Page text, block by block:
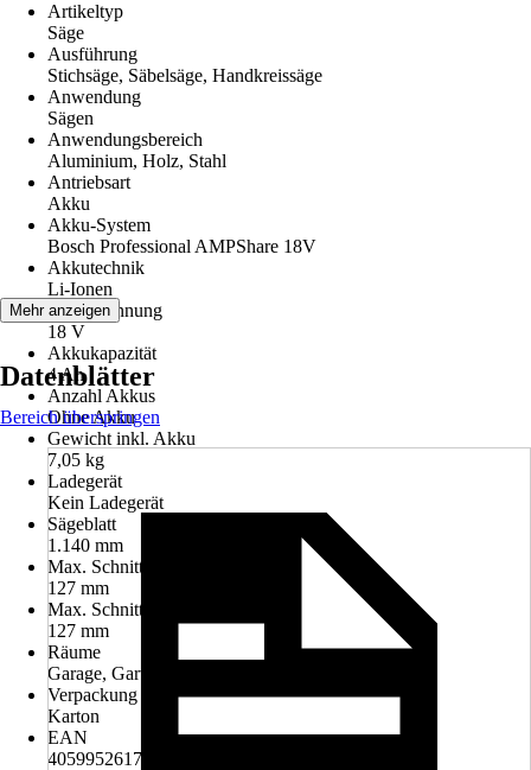
Artikeltyp
Säge
Ausführung
Stichsäge, Säbelsäge, Handkreissäge
Anwendung
Sägen
Anwendungsbereich
Aluminium, Holz, Stahl
Antriebsart
Akku
Akku-System
Bosch Professional AMPShare 18V
Akkutechnik
Li-Ionen
Akkuspannung
18 V
Akkukapazität
4 Ah
Anzahl Akkus
Ohne Akku
Gewicht inkl. Akku
7,05 kg
Ladegerät
Kein Ladegerät
Sägeblatt
1.140 mm
Max. Schnitttiefe in Holz
127 mm
Max. Schnittleistung
127 mm
Räume
Garage, Garten, Keller, Werkstatt
Verpackung
Karton
EAN
4059952617138
Mehr anzeigen
Datenblätter
Bereich überspringen